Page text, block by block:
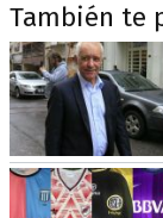
También te